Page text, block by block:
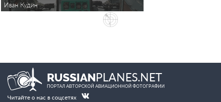
Иван Кудин
RUSSIANPLANES.NET
ПОРТАЛ АВТОРСКОЙ АВИАЦИОННОЙ ФОТОГРАФИИ
Читайте о нас в соцсетях